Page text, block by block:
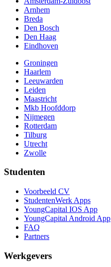
Arnhem
Breda
Den Bosch
Den Haag
Eindhoven
Groningen
Haarlem
Leeuwarden
Leiden
Maastricht
Mkb Hoofddorp
Nijmegen
Rotterdam
Tilburg
Utrecht
Zwolle
Studenten
Voorbeeld CV
StudentenWerk Apps
YoungCapital IOS App
YoungCapital Android App
FAQ
Partners
Werkgevers